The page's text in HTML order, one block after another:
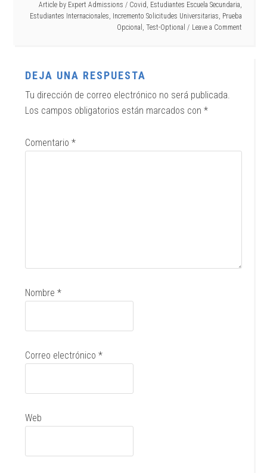
Article by Expert Admissions / Covid, Estudiantes Escuela Secundaria,
Estudiantes Internacionales, Incremento Solicitudes Universitarias, Prueba
Opcional , Test-Optional Leave a Comment
DEJA UNA RESPUESTA
Tu dirección de correo electrónico no será publicada.
Los campos obligatorios están marcados con*
Comentario*
Nombre*
Correo electrónico*
Web